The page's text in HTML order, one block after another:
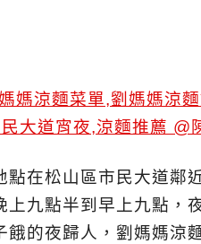
點在松山區市民大道鄰
九點半到早上九點，
的夜歸人，劉媽媽涼